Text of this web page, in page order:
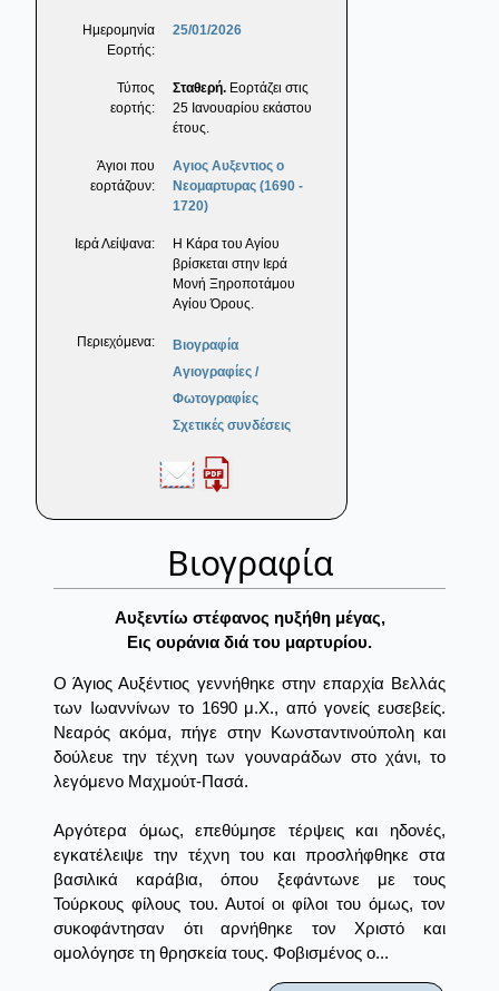
Ημερομηνία
Εορτής:
25/01/2026
Τύπος
εορτής:
Σταθερή. Εορτάζει στις
25 Ιανουαρίου εκάστου
έτους.
Άγιοι που
εορτάζουν:
Αγιος Αυξεντιος ο
Νεομαρτυρας (1690 -
1720)
Ιερά Λείψανα:
Η Κάρα του Αγίου
βρίσκεται στην Ιερά
Μονή Ξηροποτάμου
Αγίου Όρους.
Περιεχόμενα:
Βιογραφία
Αγιογραφίες /
Φωτογραφίες
Σχετικές συνδέσεις
Βιογραφία
Aυξεντίω στέφανος ηυξήθη μέγας,
Eις ουράνια διά του μαρτυρίου.
Ο Άγιος Αυξέντιος γεννήθηκε στην επαρχία Βελλάς
των Ιωαννίνων το 1690 μ.Χ., από γονείς ευσεβείς.
Νεαρός ακόμα, πήγε στην Κωνσταντινούπολη και
δούλευε την τέχνη των γουναράδων στο χάνι, το
λεγόμενο Μαχμούτ-Πασά.
Αργότερα όμως, επεθύμησε τέρψεις και ηδονές,
εγκατέλειψε την τέχνη του και προσλήφθηκε στα
βασιλικά καράβια, όπου ξεφάντωνε με τους
Τούρκους φίλους του. Αυτοί οι φίλοι του όμως, τον
συκοφάντησαν ότι αρνήθηκε τον Χριστό και
ομολόγησε τη θρησκεία τους. Φοβισμένος ο...